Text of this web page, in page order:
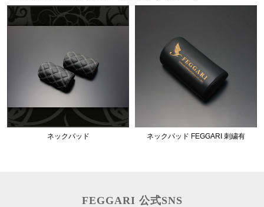
ネックパッド ネックパッド FEGGARI 刺繍有
FEGGARI 公式SNS